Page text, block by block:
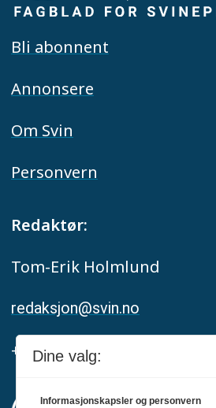
Bli abonnent
Annonsere
Om Svin
Personvern
Redaktør:
Tom-Erik Holmlund
redaksjon@svin.no
+47 916 68 668
Dine valg:
Informasjonskapsler og personvern